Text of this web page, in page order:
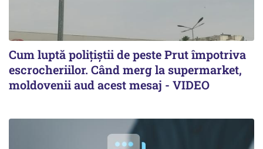
Cum luptă polițiștii de peste Prut împotriva
escrocheriilor. Când merg la supermarket,
moldovenii aud acest mesaj - VIDEO